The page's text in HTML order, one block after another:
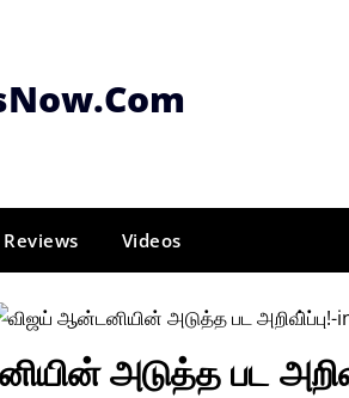
Reviews Videos
அடுத்த பட